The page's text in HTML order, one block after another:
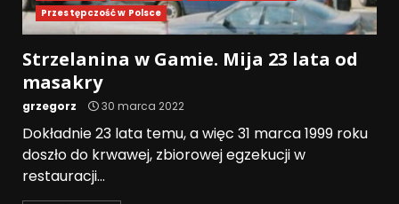
Przestępczość w Polsce
Strzelanina w Gamie. Mija 23 lata od
masakry
grzegorz 30 marca 2022
Dokładnie 23 lata temu, a więc 31 marca 1999 roku
doszło do krwawej, zbiorowej egzekucji w
restauracji...